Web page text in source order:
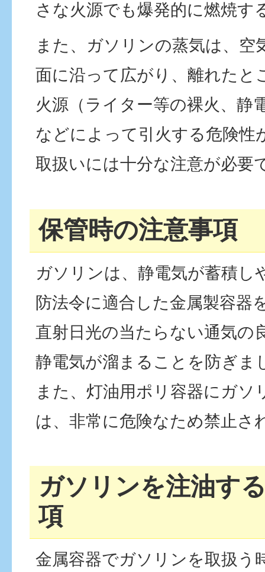
さな火源でも爆発的に燃焼す
また、ガソリンの蒸気は、空
面に沿って広がり、離れたと
火源（ライター等の裸火、静
などによって引火する危険性
取扱いには十分な注意が必要
保管時の注意事項
ガソリンは、静電気が蓄積し
防法令に適合した金属製容器
直射日光の当たらない通気の
静電気が溜まることを防ぎま
また、灯油用ポリ容器にガソ
は、非常に危険なため禁止さ
ガソリンを注油す
項
金属容器でガソリンを取扱う